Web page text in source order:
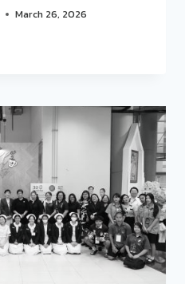
March 26, 2026